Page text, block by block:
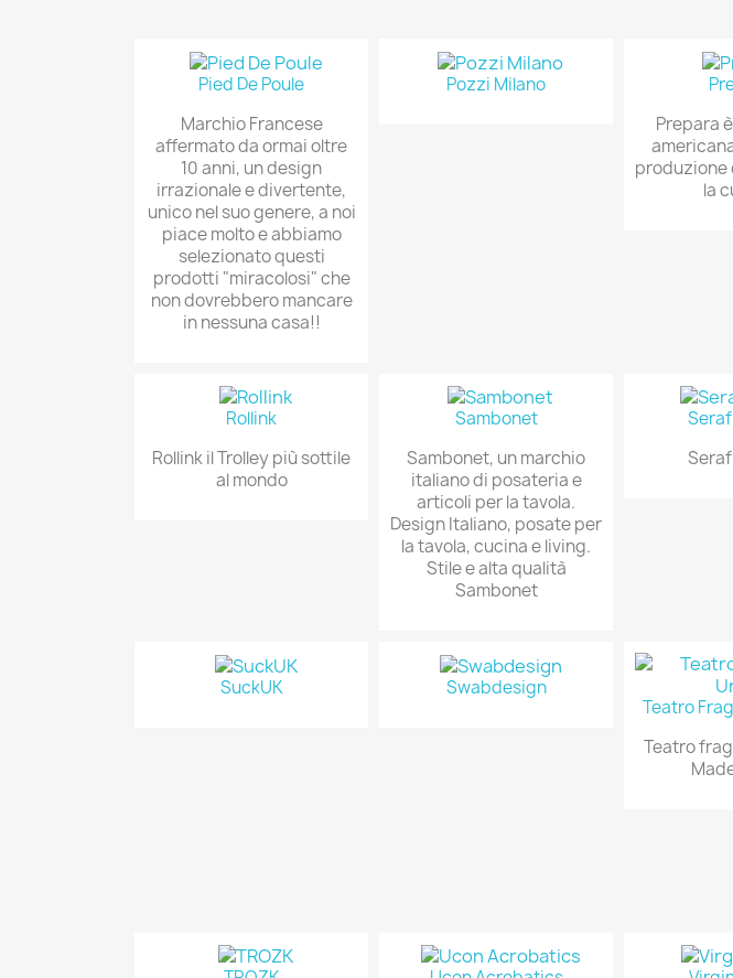
Pied De Poule
Marchio Francese
affermato da ormai oltre
10 anni, un design
irrazionale e divertente,
unico nel suo genere, a noi
piace molto e abbiamo
selezionato questi
prodotti "miracolosi" che
non dovrebbero mancare
in nessuna casa!!
Pozzi Milano
Prepara
la
Rollink
Rollink il Trolley più sottile
al mondo
Sambonet
Sambonet, un marchio
italiano di posateria e
articoli per la tavola.
Design Italiano, posate per
la tavola, cucina e living.
Stile e alta qualità
Sambonet
SuckUK
Swabdesign
Teatro
Teatro